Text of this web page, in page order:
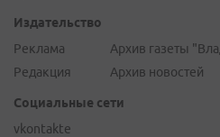
Издательство
Реклама
Редакция
Архив газеты
Архив новостей
Социальные сети
vkontakte